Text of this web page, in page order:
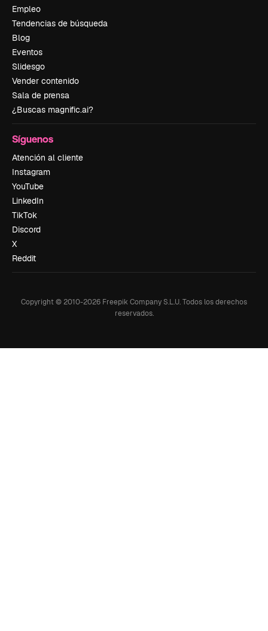
Empleo
Tendencias de búsqueda
Blog
Eventos
Slidesgo
Vender contenido
Sala de prensa
¿Buscas magnific.ai?
Síguenos
Atención al cliente
Instagram
YouTube
LinkedIn
TikTok
Discord
X
Reddit
Copyright © 2010-2026 Freepik Company S.L.U.Todos los derechos
reservados.